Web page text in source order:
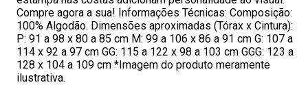
Compre agora a sua! Informações Técnicas: Composição:
100% Algodão. Dimensões aproximadas (Tórax x Cintura):
P: 91 a 98 x 80 a 85 cm M: 99 a 106 x 86 a 91 cm G: 107 a
114 x 92 a 97 cm GG: 115 a 122 x 98 a 103 cm GGG: 123 a
128 x 104 a 109 cm *Imagem do produto meramente
ilustrativa.